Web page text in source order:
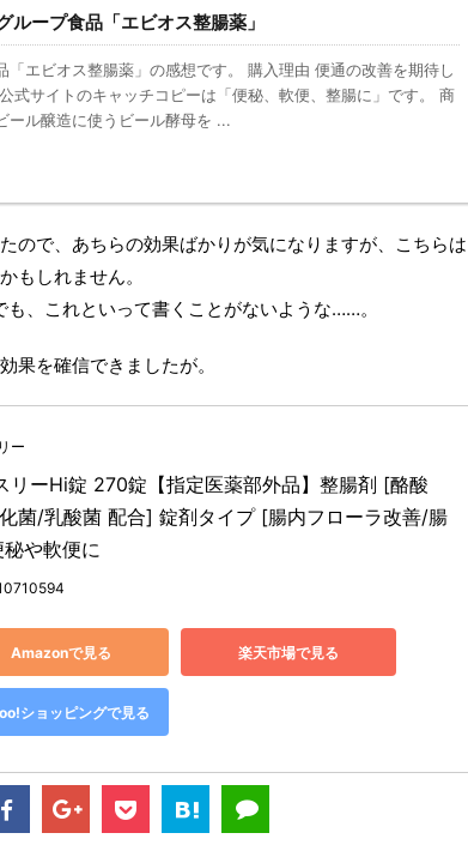
ループ食品「エビオス整腸薬」
「エビオス整腸薬」の感想です。 購入理由 便通の改善を期待し
式サイトのキャッチコピーは「便秘、軟便、整腸に」です。 商
ール醸造に使うビール酵母を ...
ので、あちらの効果ばかりが気になりますが、こちらは
もしれません。
、これといって書くことがないような……。
果を確信できましたが。
ー
リーHi錠 270錠【指定医薬部外品】整腸剤 [酪酸
菌/乳酸菌 配合] 錠剤タイプ [腸内フローラ改善/腸
や軟便に
Amazonで見る 楽天市場で見る
ショッピングで見る